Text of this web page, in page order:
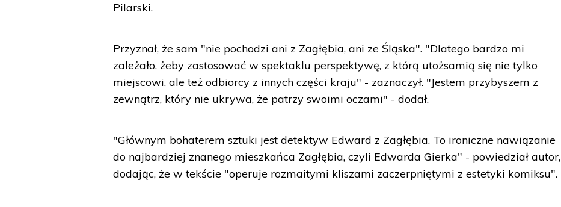
Pilarski.
Przyznał, że sam "nie pochodzi ani z Zagłębia, ani ze Śląska". "Dlatego bardzo mi
zależało, żeby zastosować w spektaklu perspektywę, z którą utożsamią się nie tylko
miejscowi, ale też odbiorcy z innych części kraju" - zaznaczył. "Jestem przybyszem z
zewnątrz, który nie ukrywa, że patrzy swoimi oczami" - dodał.
"Głównym bohaterem sztuki jest detektyw Edward z Zagłębia. To ironiczne nawiązanie
do najbardziej znanego mieszkańca Zagłębia, czyli Edwarda Gierka" - powiedział autor,
dodając, że w tekście "operuje rozmaitymi kliszami zaczerpniętymi z estetyki komiksu".